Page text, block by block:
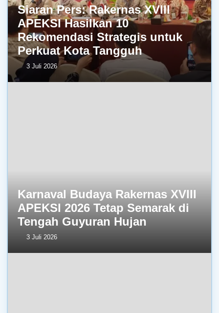
Siaran Pers: Rakernas XVIII
APEKSI Hasilkan 10
Rekomendasi Strategis untuk
Perkuat Kota Tangguh
3 Juli 2026
Karnaval Budaya Rakernas XVIII
APEKSI 2026 Tetap Semarak di
Tengah Guyuran Hujan
3 Juli 2026